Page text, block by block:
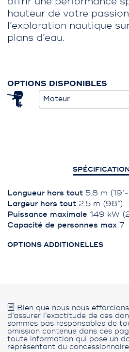
hauteur de votre
l’exploration nautique
plans d’eau.
OPTIONS DISPONIBLES
Moteur
Longueur hors tout 5.8 m
Largeur hors tout 2.5 m (98”)
Puissance maximale 149 kW
Capacité de personnes max 7
OPTIONS ADDITIONELLES
Bien que nous nous
d’assurer l’exactitude de ces
sommes pas responsables de
omission contenue dans ces
toute information qui pose un
représentant du